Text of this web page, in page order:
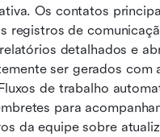
Os contatos
registros de
detalhados e
ser gerados com
de trabalho
para
da equipe sobre